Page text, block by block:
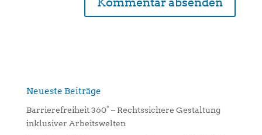
n
Neueste Beiträge
Barrierefreiheit 360° – Rechtssichere Gestaltung
inklusiver Arbeitswelten